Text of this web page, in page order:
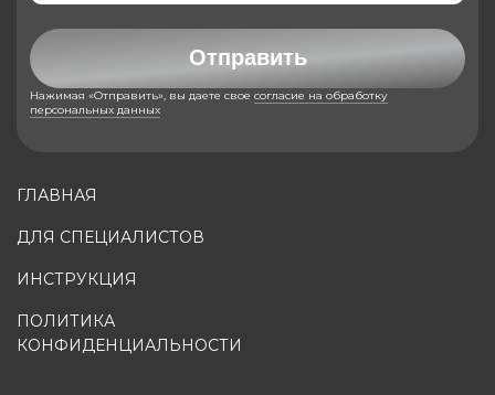
ГЛАВНАЯ
ДЛЯ СПЕЦИАЛИСТОВ
ИНСТРУКЦИЯ
ПОЛИТИКА
КОНФИДЕНЦИАЛЬНОСТИ
Отправить
Нажимая «Отправить», вы даете свое согласие на обработку
персональных данных